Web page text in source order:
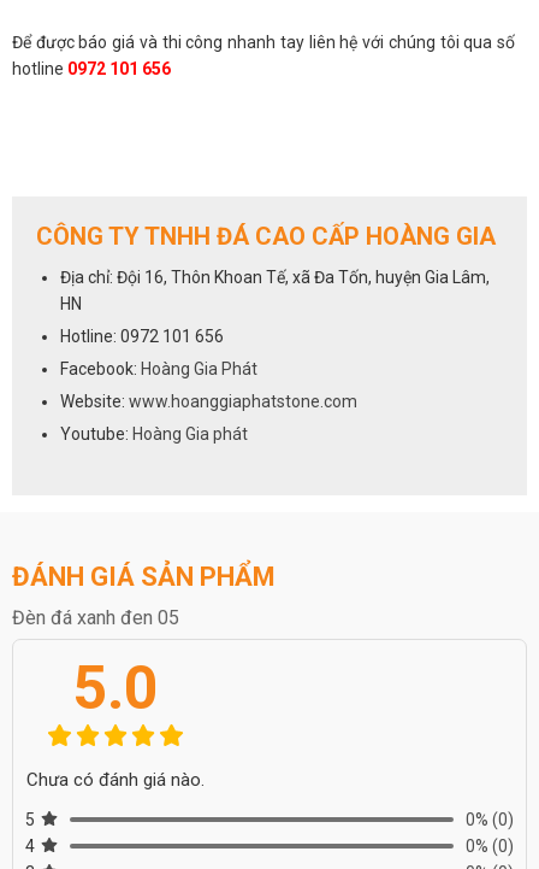
Để được báo giá và thi công nhanh tay liên hệ với chúng tôi qua số
hotline 0972 101 656
CÔNG TY TNHH ĐÁ CAO CẤP HOÀNG GIA
Địa chỉ: Đội 16, Thôn Khoan Tế, xã Đa Tốn, huyện Gia Lâm,
HN
Hotline: 0972 101 656
Facebook: Hoàng Gia Phát
Website: www.hoanggiaphatstone.com
Youtube: Hoàng Gia phát
ĐÁNH GIÁ SẢN PHẨM
Đèn đá xanh đen 05
5.0
Chưa có đánh giá nào.
5 0% (0)
4
0% (0)